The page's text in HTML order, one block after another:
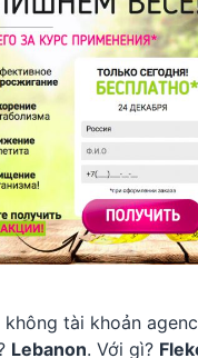
tài khoản
Lebanon. Với gì?